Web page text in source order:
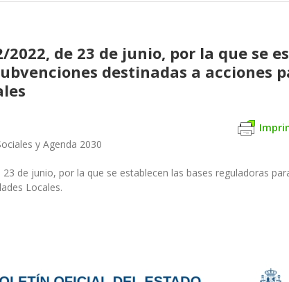
2022, de 23 de junio, por la que se
destinadas a acciones
y Agenda 2030
de junio, por la que se establecen las bases reguladoras
Locales.